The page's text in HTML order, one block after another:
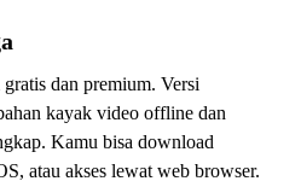
dan premium. Versi
kayak video offline dan
Kamu bisa download
atau akses lewat web browser.